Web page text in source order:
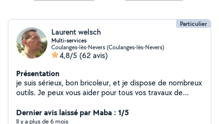
Particulier
Laurent welsch
Multi-services
Coulanges-lès-Nevers (Coulanges-lès-Nevers)
4,8/5 (62 avis)
Présentation
je suis sérieux, bon bricoleur, et je dispose de nombreux
outils. Je peux vous aider pour tous vos travaux de
haie..),nettoyage (karcher),petit bricolage en tout
genre,montage de meuble, manutention et
Dernier avis laissé par Maba : 1/5
Il y a plus de 6 mois